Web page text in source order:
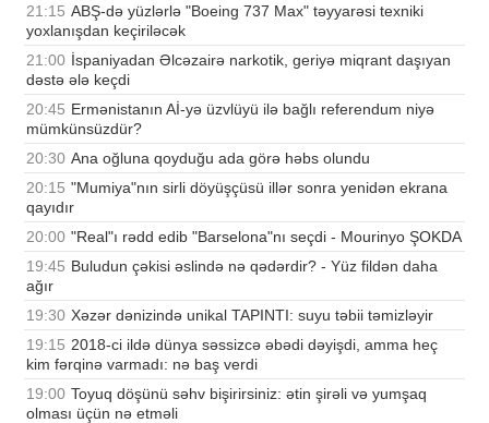
21:15 ABŞ-də yüzlərlə "Boeing 737 Max" təyyarəsi texniki
yoxlanışdan keçiriləcək
21:00 İspaniyadan Əlcəzairə narkotik, geriyə miqrant daşıyan
dəstə ələ keçdi
20:45 Ermənistanın Aİ-yə üzvlüyü ilə bağlı referendum niyə
mümkünsüzdür?
20:30 Ana oğluna qoyduğu ada görə həbs olundu
20:15 "Mumiya"nın sirli döyüşçüsü illər sonra yenidən ekrana
qayıdır
20:00 "Real"ı rədd edib "Barselona"nı seçdi - Mourinyo ŞOKDA
19:45 Buludun çəkisi əslində nə qədərdir? - Yüz fildən daha
ağır
19:30 Xəzər dənizində unikal TAPINTI: suyu təbii təmizləyir
19:15 2018-ci ildə dünya səssizcə əbədi dəyişdi, amma heç
kim fərqinə varmadı: nə baş verdi
19:00 Toyuq döşünü səhv bişirirsiniz: ətin şirəli və yumşaq
olması üçün nə etməli